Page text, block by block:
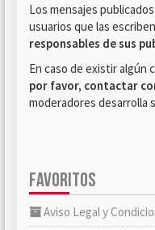
Los mensajes
usuarios que las
responsables de sus
En caso de existir algún
por favor, contactar
moderadores desarrolla
FAVORITOS
Aviso Legal y